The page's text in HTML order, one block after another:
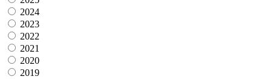
2024
2023
2022
2021
2020
2019